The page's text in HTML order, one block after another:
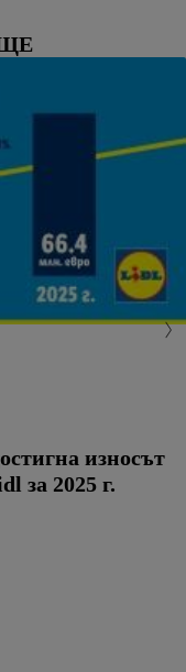
износът
за 2025 г.
С
си за
за периода на
оттеглите
за в бъдеще,
за